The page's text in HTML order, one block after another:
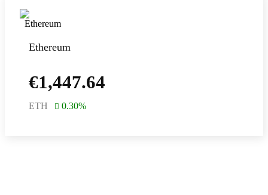
Ethereum
€1,447.64
ETH 0.30%